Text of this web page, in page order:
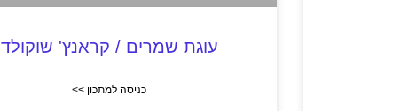
עוגת שמרים / קראנץ' שוקולד
כניסה למתכון >>